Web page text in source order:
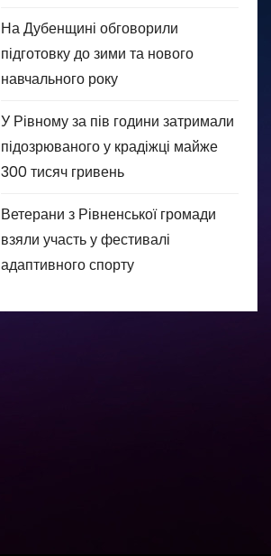
На Дубенщині обговорили
підготовку до зими та нового
навчального року
У Рівному за пів години затримали
підозрюваного у крадіжці майже
300 тисяч гривень
Ветерани з Рівненської громади
взяли участь у фестивалі
адаптивного спорту